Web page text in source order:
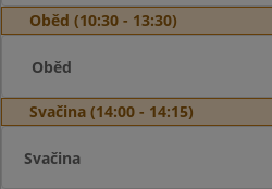
Oběd (10:30 - 13:30)
Oběd
Svačina (14:00 - 14:15)
Svačina